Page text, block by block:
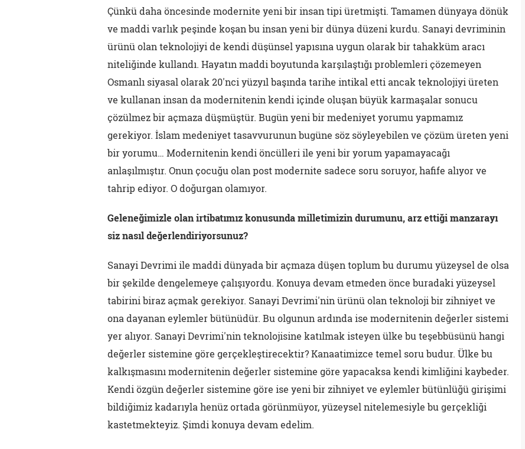
Çünkü daha öncesinde modernite yeni bir insan tipi üretmişti. Tamamen dünyaya dönük
ve maddi varlık peşinde koşan bu insan yeni bir dünya düzeni kurdu. Sanayi devriminin
ürünü olan teknolojiyi de kendi düşünsel yapısına uygun olarak bir tahakküm aracı
niteliğinde kullandı. Hayatın maddi boyutunda karşılaştığı problemleri çözemeyen
Osmanlı siyasal olarak 20'nci yüzyıl başında tarihe intikal etti ancak teknolojiyi üreten
ve kullanan insan da modernitenin kendi içinde oluşan büyük karmaşalar sonucu
çözülmez bir açmaza düşmüştür. Bugün yeni bir medeniyet yorumu yapmamız
gerekiyor. İslam medeniyet tasavvurunun bugüne söz söyleyebilen ve çözüm üreten yeni
bir yorumu… Modernitenin kendi öncülleri ile yeni bir yorum yapamayacağı
anlaşılmıştır. Onun çocuğu olan post modernite sadece soru soruyor, hafife alıyor ve
tahrip ediyor. O doğurgan olamıyor.
Geleneğimizle olan irtibatımız konusunda milletimizin durumunu, arz ettiği manzarayı
siz nasıl değerlendiriyorsunuz?
Sanayi Devrimi ile maddi dünyada bir açmaza düşen toplum bu durumu yüzeysel de olsa
bir şekilde dengelemeye çalışıyordu. Konuya devam etmeden önce buradaki yüzeysel
tabirini biraz açmak gerekiyor. Sanayi Devrimi'nin ürünü olan teknoloji bir zihniyet ve
ona dayanan eylemler bütünüdür. Bu olgunun ardında ise modernitenin değerler sistemi
yer alıyor. Sanayi Devrimi'nin teknolojisine katılmak isteyen ülke bu teşebbüsünü hangi
değerler sistemine göre gerçekleştirecektir? Kanaatimizce temel soru budur. Ülke bu
kalkışmasını modernitenin değerler sistemine göre yapacaksa kendi kimliğini kaybeder.
Kendi özgün değerler sistemine göre ise yeni bir zihniyet ve eylemler bütünlüğü girişimi
bildiğimiz kadarıyla henüz ortada görünmüyor, yüzeysel nitelemesiyle bu gerçekliği
kastetmekteyiz. Şimdi konuya devam edelim.